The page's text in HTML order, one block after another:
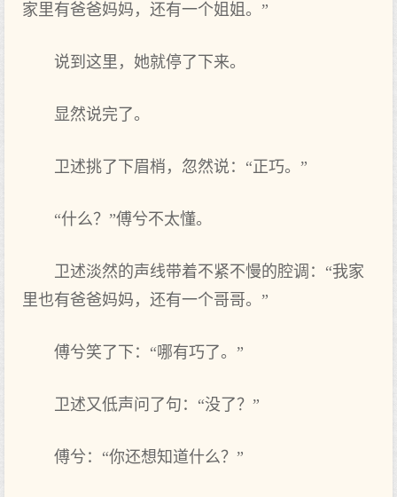
家里有爸爸妈妈，还有一个姐姐。”
说到这里，她就停了下来。
显然说完了。
卫述挑了下眉梢，忽然说：“正巧。”
“什么？”傅兮不太懂。
卫述淡然的声线带着不紧不慢的腔调：“我家
里也有爸爸妈妈，还有一个哥哥。”
傅兮笑了下：“哪有巧了。”
卫述又低声问了句：“没了？”
傅兮：“你还想知道什么？”